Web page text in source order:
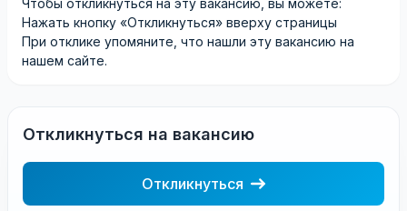
Чтобы откликнуться на эту вакансию, вы можете:
Нажать кнопку «Откликнуться» вверху страницы
При отклике упомяните, что нашли эту вакансию на
нашем сайте.
Откликнуться на вакансию
Откликнуться